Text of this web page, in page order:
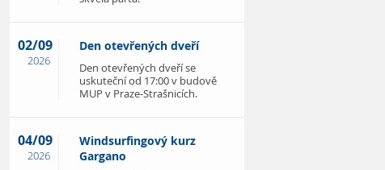
02/09
2026
Den otevřených dveří
Den otevřených dveří se
uskuteční od 17:00 v budově
MUP v Praze-Strašnicích.
04/09
2026
Windsurfingový kurz
Gargano